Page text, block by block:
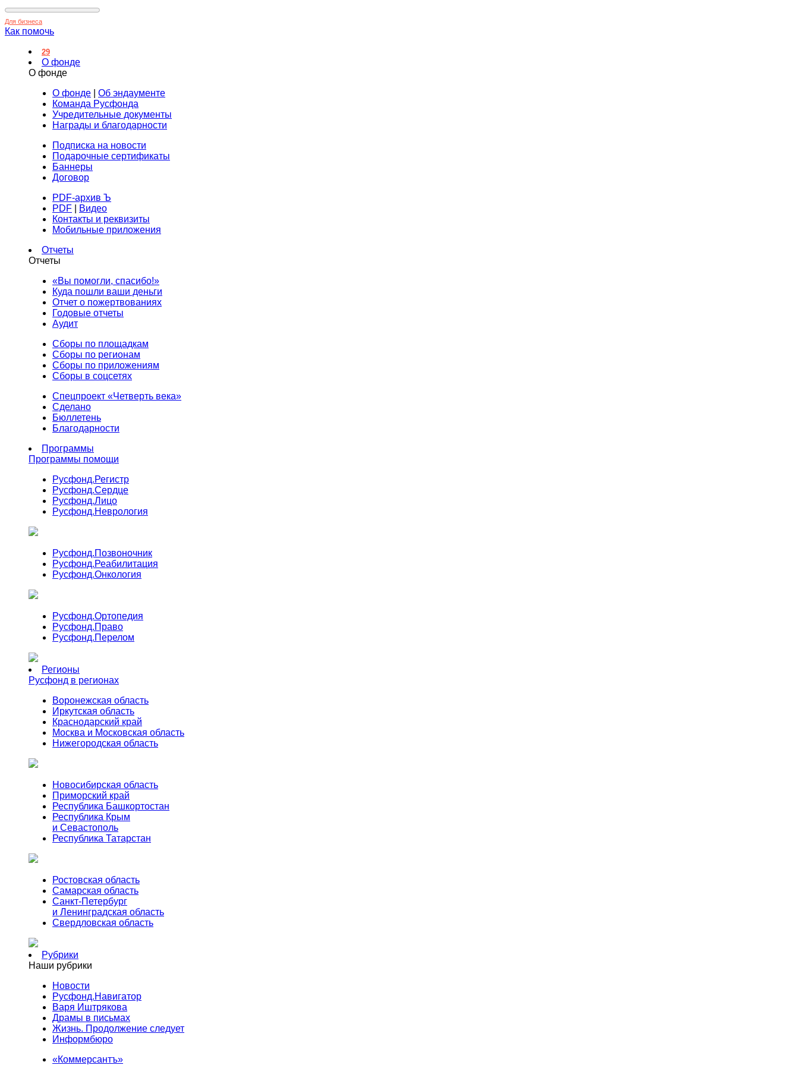
Для бизнеса
Как помочь
29
О фонде
О фонде
О фонде
Об эндаументе
Команда Русфонда
Учредительные документы
Награды и благодарности
Подписка на новости
Подарочные сертификаты
Баннеры
Договор
PDF-архив Ъ
PDF
Видео
Контакты и реквизиты
Мобильные приложения
Отчеты
Отчеты
«Вы помогли, спасибо!»
Куда пошли ваши деньги
Отчет о пожертвованиях
Годовые отчеты
Аудит
Сборы по площадкам
Сборы по регионам
Сборы по приложениям
Сборы в соцсетях
Спецпроект «Четверть века»
Сделано
Бюллетень
Благодарности
Программы
Программы помощи
Русфонд.Регистр
Русфонд.Сердце
Русфонд.Лицо
Русфонд.Неврология
Русфонд.Позвоночник
Русфонд.Реабилитация
Русфонд.Онкология
Русфонд.Ортопедия
Русфонд.Право
Русфонд.Перелом
Регионы
Русфонд в регионах
Воронежская область
Иркутская область
Краснодарский край
Москва и Московская область
Нижегородская область
Новосибирская область
Приморский край
Республика Башкортостан
Республика Крым
и Севастополь
Республика Татарстан
Ростовская область
Самарская область
Санкт-Петербург
и Ленинградская область
Свердловская область
Рубрики
Наши рубрики
Новости
Русфонд.Навигатор
Варя Иштрякова
Драмы в письмах
Жизнь. Продолжение следует
Информбюро
«Коммерсантъ»